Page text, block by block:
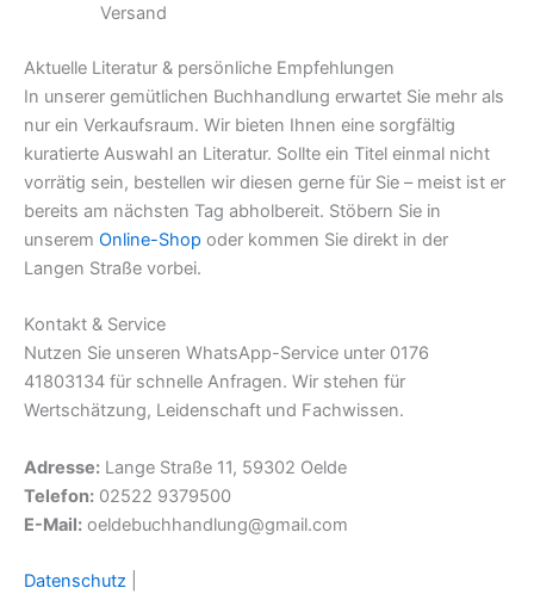
Versand
Aktuelle Literatur & persönliche Empfehlungen
In unserer gemütlichen Buchhandlung erwartet Sie mehr als
nur ein Verkaufsraum. Wir bieten Ihnen eine sorgfältig
kuratierte Auswahl an Literatur. Sollte ein Titel einmal nicht
vorrätig sein, bestellen wir diesen gerne für Sie – meist ist er
bereits am nächsten Tag abholbereit. Stöbern Sie in
unserem Online-Shop oder kommen Sie direkt in der
Langen Straße vorbei.
Kontakt & Service
Nutzen Sie unseren WhatsApp-Service unter 0176
41803134 für schnelle Anfragen. Wir stehen für
Wertschätzung, Leidenschaft und Fachwissen.
Adresse: Lange Straße 11, 59302 Oelde
Telefon: 02522 9379500
E-Mail: oeldebuchhandlung@gmail.com
Datenschutz